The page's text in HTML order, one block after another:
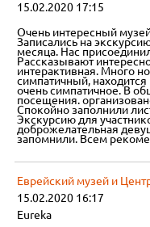
15.02.2020 17:15
Очень интересный
Записались на
месяца. Нас
Рассказывают
интерактивная. Много
симпатичный,
очень симпатичное. В
посещения.
Спокойно заполнили
Экскурсию для
доброжелательная
запомнили. Всем
Еврейский музей и
15.02.2020 16:17
Eureka